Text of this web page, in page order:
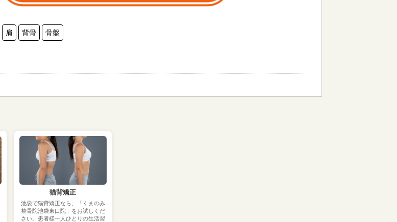
肩 背骨 骨盤
猫背矯正
池袋で猫背矯正なら、「くまのみ
整骨院池袋東口院」をお試しくだ
さい。患者様一人ひとりの生活習